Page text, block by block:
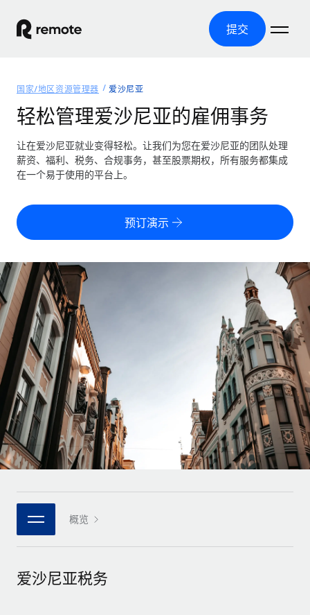
提交
产品
全球招聘
全球薪资管理
轻松运行合规薪资
零实体成本实现全球扩张
全球合规聘用合同工
合同工管理
全球合同工入职与管理
PEO
外包复杂雇佣任务
基础设施
Remote Embedded
将人力资源无缝融入工作流程
团队的内置核心人力资源功能
连接 新的
使用我们的 MCP 将任何人工智能工具与 Remote 平台相连
借助核心业务工具简化流程
覆盖全球
美国各州浏览器
Remote 无惧对比
了解我们的竞争优势
成长阶段
初创企业
为成长型企业量身打造的全球敏捷型人力资源与薪资解决方案
中型市场
通过定制化人力资源解决方案扩展团队
企业
与我们携手合作
战略技术合作伙伴
资源
工具与计算器
误分类风险计算工具
员工成本计算器
计算任何国家的员工总成本
合同工薪酬结算计算器
探索全球合同工的结算货币选项与结算速度
通过 REMOTE 学习
研究与指引
案例研究
人力资源术语表
核对表和模板
职位描述库
网络研讨会
活动
定价
中文（简体）
English
Nederlands
Français
Deutsch
Español
Italiano
Português (Portugal)
日本語
한국어
国家/地区资源管理器 爱沙尼亚
轻松管理爱沙尼亚的雇佣事务
让在爱沙尼亚就业变得轻松。让我们为您在爱沙尼亚的团队处理
薪资、福利、税务、合规事务，甚至股票期权，所有服务都集成
在一个易于使用的平台上。
预订演示
概览
爱沙尼亚税务